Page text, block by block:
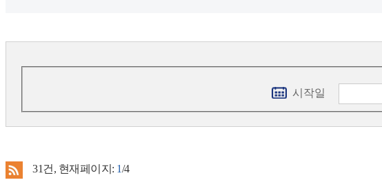
시작일
31건, 현재페이지: 1/4